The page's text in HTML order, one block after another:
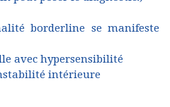
borderline se manifeste
avec hypersensibilité
intérieure